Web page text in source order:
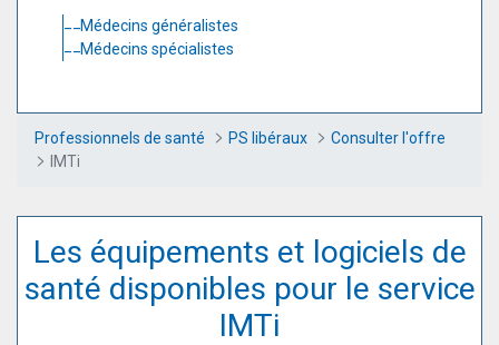
Médecins généralistes
Médecins spécialistes
Professionnels de santé PS libéraux
Consulter l'offre
IMTi
Les équipements et logiciels de
santé disponibles pour le service
IMTi